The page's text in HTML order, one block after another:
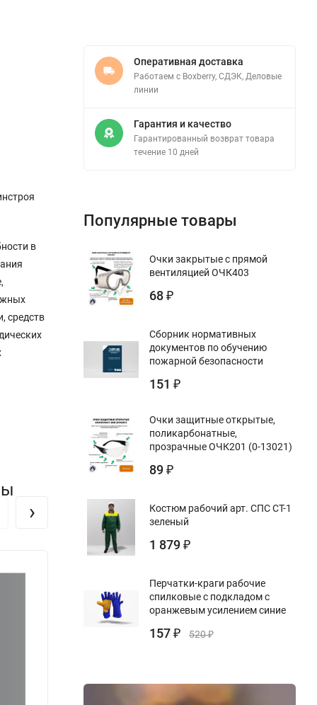
в
средств
›
Оперативная доставка
Работаем с Boxberry, СДЭК, Деловые
линии
Гарантия и качество
Гарантированный возврат товара
течение 10 дней
Популярные товары
Очки закрытые с прямой
вентиляцией ОЧК403
68 ₽
Сборник нормативных
документов по обучению
пожарной безопасности
151 ₽
Очки защитные открытые,
поликарбонатные,
прозрачные ОЧК201 (0-13021)
89 ₽
Костюм рабочий арт. СПС СТ-1
зеленый
1 879 ₽
Перчатки-краги рабочие
спилковые с подкладом с
оранжевым усилением синие
157 ₽ 520₽